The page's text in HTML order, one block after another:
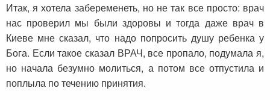
Итак, я хотела забеременеть, но не так все просто: врач
нас проверил мы были здоровы и тогда даже врач в
Киеве мне сказал, что надо попросить душу ребенка у
Бога. Если такое сказал ВРАЧ, все пропало, подумала я,
но начала безумно молиться, а потом все отпустила и
поплыла по течению принятия.